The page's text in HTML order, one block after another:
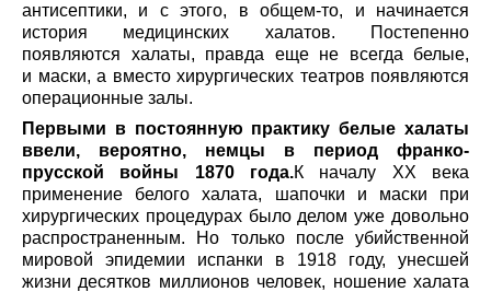
антисептики, и с этого, в общем-то, и начинается
история медицинских халатов. Постепенно
появляются халаты, правда еще не всегда белые,
и маски, а вместо хирургических театров появляются
операционные залы.
Первыми в постоянную практику белые халаты
ввели, вероятно, немцы в период франко-
прусской войны 1870 года.К началу XX века
применение белого халата, шапочки и маски при
хирургических процедурах было делом уже довольно
распространенным. Но только после убийственной
мировой эпидемии испанки в 1918 году, унесшей
жизни десятков миллионов человек, ношение халата